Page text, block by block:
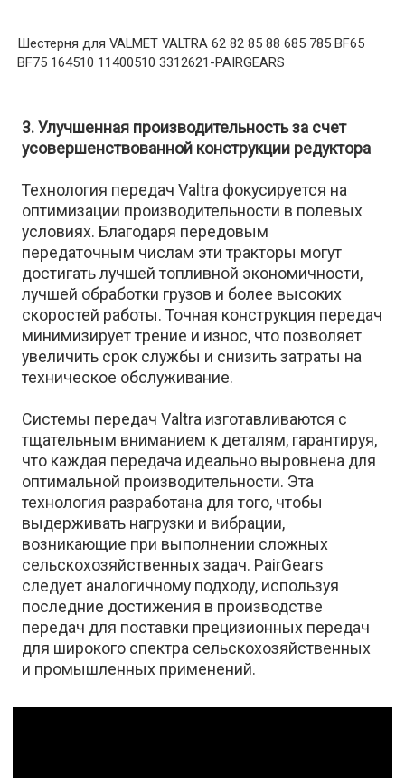
Шестерня для VALMET VALTRA 62 82 85 88 685 785 BF65
BF75 164510 11400510 3312621-PAIRGEARS
3. Улучшенная производительность за счет
усовершенствованной конструкции редуктора
Технология передач Valtra фокусируется на
оптимизации производительности в полевых
условиях. Благодаря передовым
передаточным числам эти тракторы могут
достигать лучшей топливной экономичности,
лучшей обработки грузов и более высоких
скоростей работы. Точная конструкция передач
минимизирует трение и износ, что позволяет
увеличить срок службы и снизить затраты на
техническое обслуживание.
Системы передач Valtra изготавливаются с
тщательным вниманием к деталям, гарантируя,
что каждая передача идеально выровнена для
оптимальной производительности. Эта
технология разработана для того, чтобы
выдерживать нагрузки и вибрации,
возникающие при выполнении сложных
сельскохозяйственных задач. PairGears
следует аналогичному подходу, используя
последние достижения в производстве
передач для поставки прецизионных передач
для широкого спектра сельскохозяйственных
и промышленных применений.